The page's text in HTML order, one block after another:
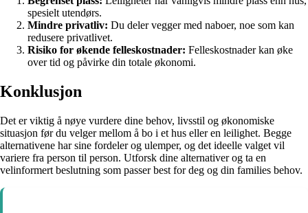
spesielt utendørs.
Mindre privatliv: Du deler vegger med naboer, noe som kan
redusere privatlivet.
Risiko for økende felleskostnader: Felleskostnader kan øke
over tid og påvirke din totale økonomi.
Konklusjon
Det er viktig å nøye vurdere dine behov, livsstil og økonomiske
situasjon før du velger mellom å bo i et hus eller en leilighet. Begge
alternativene har sine fordeler og ulemper, og det ideelle valget vil
variere fra person til person. Utforsk dine alternativer og ta en
velinformert beslutning som passer best for deg og din families behov.